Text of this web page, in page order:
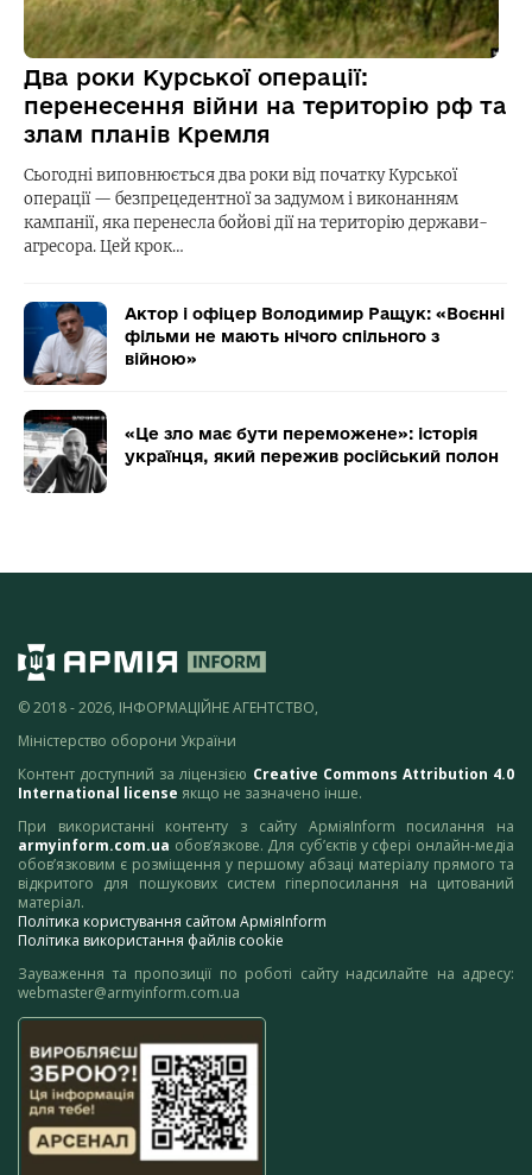
Два роки Курської операції:
перенесення війни на територію рф та
злам планів Кремля
Сьогодні виповнюється два роки від початку Курської
операції — безпрецедентної за задумом і виконанням
кампанії, яка перенесла бойові дії на територію держави-
агресора. Цей крок…
Актор і офіцер Володимир Ращук: «Воєнні
фільми не мають нічого спільного з
війною»
«Це зло має бути переможене»: історія
українця, який пережив російський полон
© 2018 - 2026, ІНФОРМАЦІЙНЕ АГЕНТСТВО,
Міністерство оборони України
Контент доступний за ліцензією Creative Commons Attribution 4.0
International license якщо не зазначено інше.
При використанні контенту з сайту АрміяInform посилання на
armyinform.com.ua обов’язкове. Для суб’єктів у сфері онлайн-медіа
обов’язковим є розміщення у першому абзаці матеріалу прямого та
відкритого для пошукових систем гіперпосилання на цитований
матеріал.
Політика користування сайтом АрміяInform
Політика використання файлів cookie
Зауваження та пропозиції по роботі сайту надсилайте на адресу:
webmaster@armyinform.com.ua